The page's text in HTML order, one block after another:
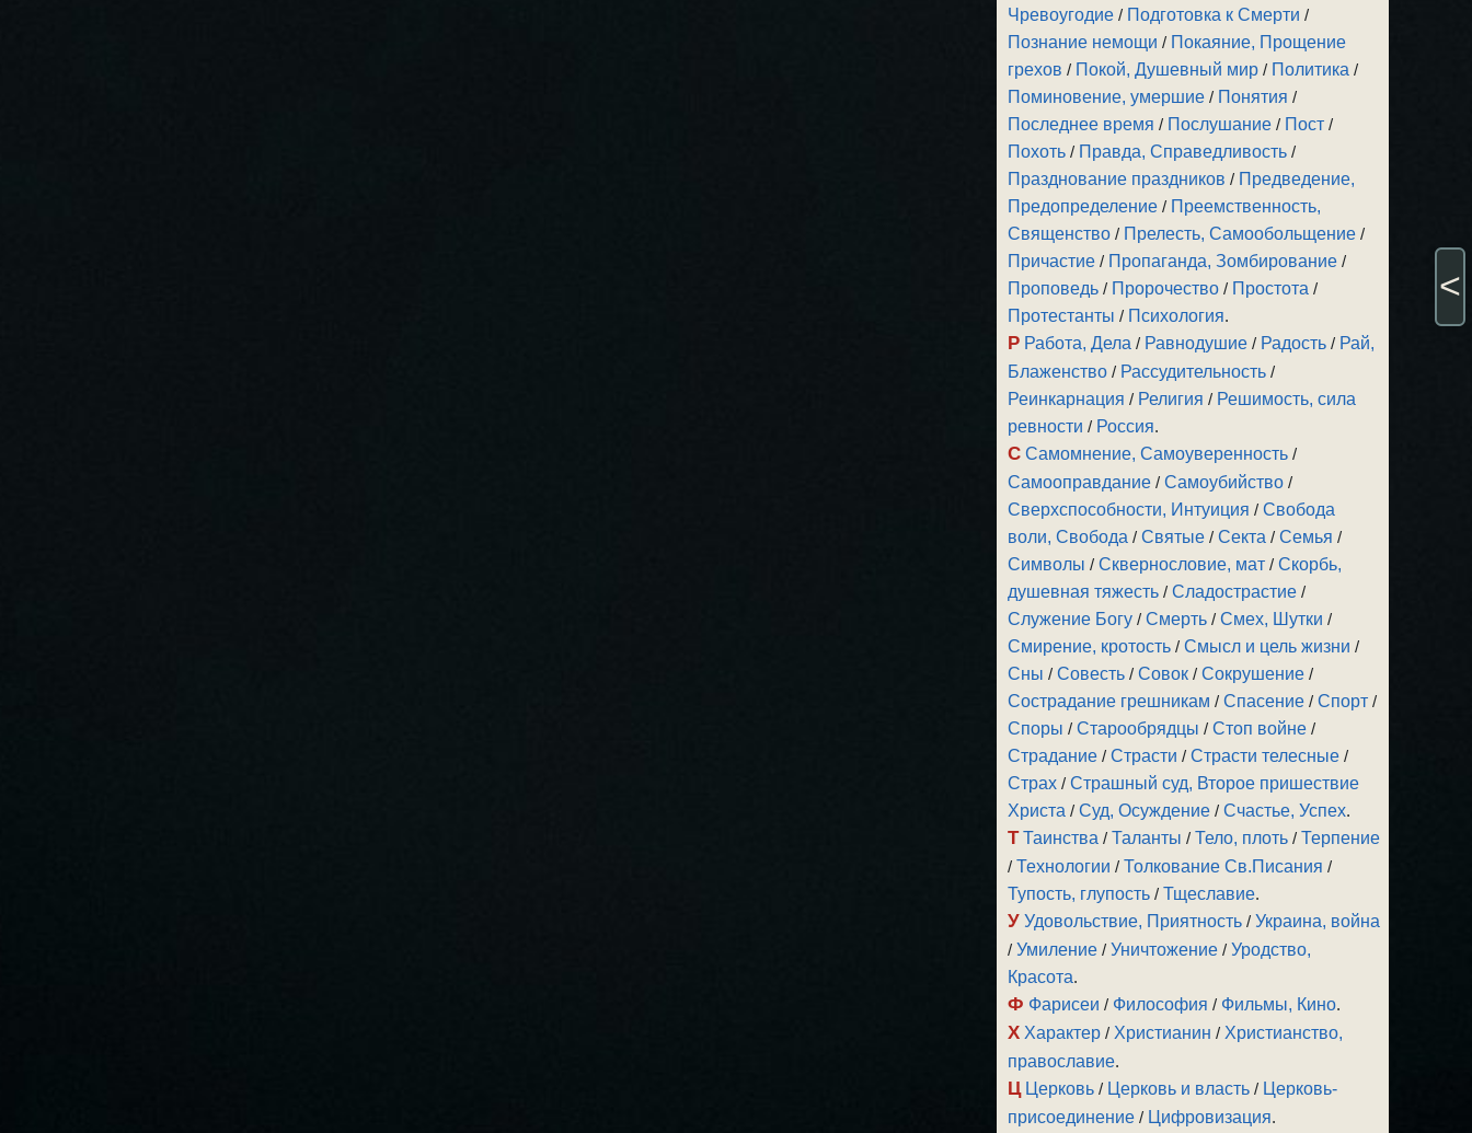
Чревоугодие / Подготовка к Смерти /
Познание немощи / Покаяние, Прощение
грехов / Покой, Душевный мир / Политика /
Поминовение, умершие / Понятия /
Последнее время / Послушание / Пост /
Похоть / Правда, Справедливость /
Празднование праздников / Предведение,
Предопределение / Преемственность,
Священство / Прелесть, Самообольщение /
Причастие / Пропаганда, Зомбирование /
Проповедь / Пророчество / Простота /
Протестанты / Психология.
Р Работа, Дела / Равнодушие / Радость / Рай,
Блаженство / Рассудительность /
Реинкарнация / Религия / Решимость, сила
ревности / Россия.
С Самомнение, Самоуверенность /
Самооправдание /Самоубийство /
Сверхспособности, Интуиция /Свобода
воли, Свобода /Святые /Секта /Семья /
Символы /Сквернословие, мат /Скорбь,
душевная тяжесть /Сладострастие /
Служение Богу /Смерть /Смех, Шутки /
Смирение, кротость /Смысл и цель жизни /
Сны /Совесть /Совок /Сокрушение /
Сострадание грешникам /Спасение /Спорт /
Споры /Старообрядцы /Стоп войне /
Страдание /Страсти /Страсти телесные /
Страх /Страшный суд, Второе пришествие
Христа /Суд, Осуждение /Счастье, Успех.
Т Таинства /Таланты /Тело, плоть /Терпение
/Технологии /Толкование Св.Писания /
Тупость, глупость /Тщеславие.
У Удовольствие, Приятность /Украина, война
/Умиление /Уничтожение /Уродство,
Красота.
Ф Фарисеи / Философия / Фильмы, Кино.
Х Характер / Христианин / Христианство,
православие.
Ц Церковь / Церковь и власть / Церковь-
присоединение / Цифровизация.
<